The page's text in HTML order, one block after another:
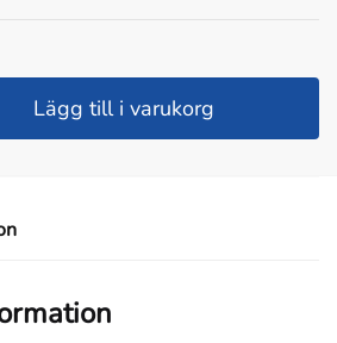
Lägg till i varukorg